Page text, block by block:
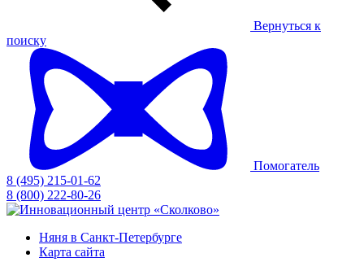
Вернуться к
поиску
Помогатель
8 (495) 215-01-62
8 (800) 222-80-26
Няня в Санкт-Петербурге
Карта сайта